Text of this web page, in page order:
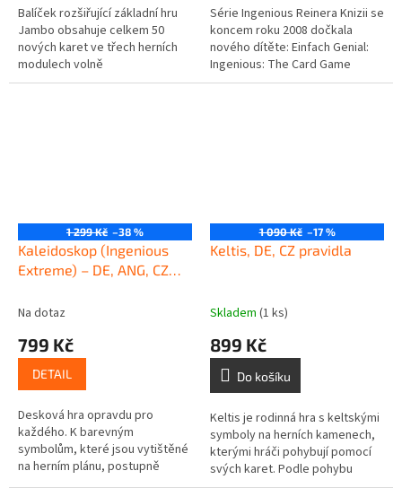
Balíček rozšiřující základní hru
Jambo obsahuje celkem 50
nových karet ve třech herních
modulech volně
kombinovatelných se základní
Série Ingenious Reinera Knizii se
koncem roku 2008 dočkala
nového dítěte: Einfach Genial:
Ingenious: The Card Game
(Geniální: Karetní hra). V této hře
1 299 Kč –38 %
Kaleidoskop (Ingenious
Extreme) – DE, ANG, CZ
Na dotaz
799 Kč
DETAIL
Desková hra opravdu pro
každého. K barevným
symbolům, které jsou vytištěné
na herním plánu, postupně
přibývají další na dílcích, které
1 090 Kč –17 %
Keltis, DE, CZ pravidla
Skladem (1 ks)
899 Kč
Do košíku
Keltis je rodinná hra s keltskými
symboly na herních kamenech,
kterými hráči pohybují pomocí
svých karet. Podle pohybu
kamenů se hráčům připočítávají